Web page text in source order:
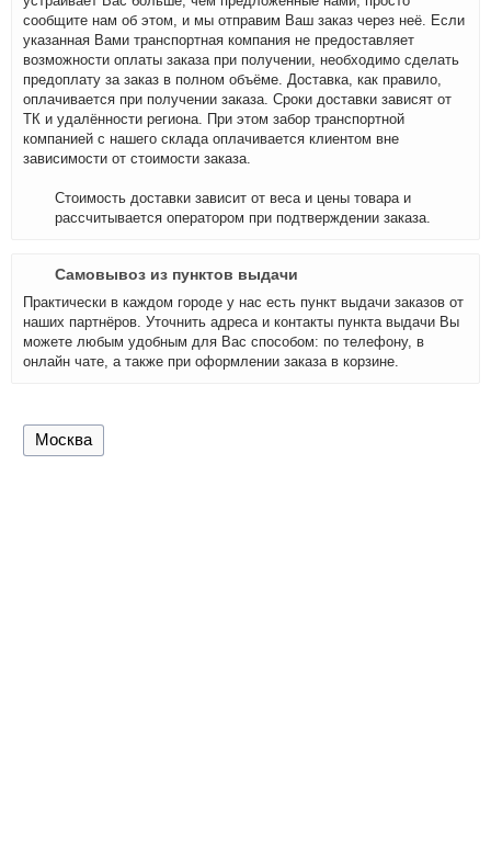
сообщите нам об этом, и мы отправим Ваш заказ через неё. Если
указанная Вами транспортная компания не предоставляет
возможности оплаты заказа при получении, необходимо сделать
предоплату за заказ в полном объёме. Доставка, как правило,
оплачивается при получении заказа. Сроки доставки зависят от
ТК и удалённости региона. При этом забор транспортной
компанией с нашего склада оплачивается клиентом вне
зависимости от стоимости заказа.
Стоимость доставки зависит от веса и цены товара и
рассчитывается оператором при подтверждении заказа.
Самовывоз из пунктов выдачи
Практически в каждом городе у нас есть пункт выдачи заказов от
наших партнёров. Уточнить адреса и контакты пункта выдачи Вы
можете любым удобным для Вас способом: по телефону, в
онлайн чате, а также при оформлении заказа в корзине.
Москва